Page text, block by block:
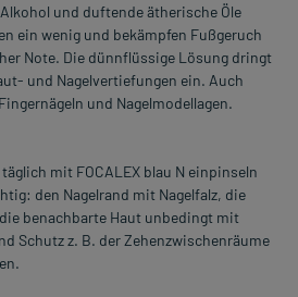
und duftende ätherische Öle
ein wenig und bekämpfen Fußgeruch
Note. Die dünnflüssige Lösung dringt
und Nagelvertiefungen ein. Auch
und Nagelmodellagen.
mit FOCALEX blau N einpinseln
den Nagelrand mit Nagelfalz, die
benachbarte Haut unbedingt mit
Schutz z. B. der Zehenzwischenräume